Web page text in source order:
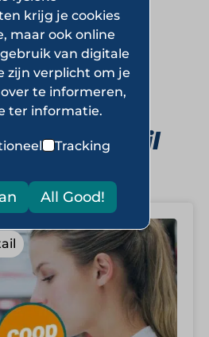
.
Foodretail
krijg je cookies
maar ook online
van digitale
zijn verplicht om je
te informeren,
ter informatie.
Tracking
All Good!